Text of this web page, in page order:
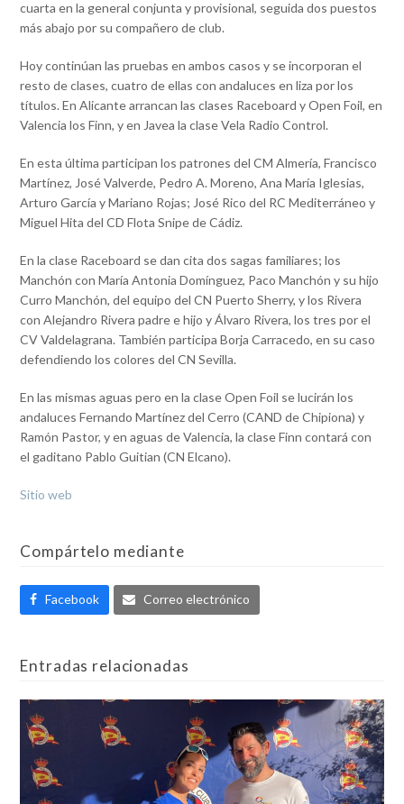
cuarta en la general conjunta y provisional, seguida dos puestos
más abajo por su compañero de club.
Hoy continúan las pruebas en ambos casos y se incorporan el
resto de clases, cuatro de ellas con andaluces en liza por los
títulos. En Alicante arrancan las clases Raceboard y Open Foil, en
Valencia los Finn, y en Javea la clase Vela Radio Control.
En esta última participan los patrones del CM Almería, Francisco
Martínez, José Valverde, Pedro A. Moreno, Ana María Iglesias,
Arturo García y Mariano Rojas; José Rico del RC Mediterráneo y
Miguel Hita del CD Flota Snipe de Cádiz.
En la clase Raceboard se dan cita dos sagas familiares; los
Manchón con María Antonia Domínguez, Paco Manchón y su hijo
Curro Manchón, del equipo del CN Puerto Sherry, y los Rivera
con Alejandro Rivera padre e hijo y Álvaro Rivera, los tres por el
CV Valdelagrana. También participa Borja Carracedo, en su caso
defendiendo los colores del CN Sevilla.
En las mismas aguas pero en la clase Open Foil se lucirán los
andaluces Fernando Martínez del Cerro (CAND de Chipiona) y
Ramón Pastor, y en aguas de Valencia, la clase Finn contará con
el gaditano Pablo Guitian (CN Elcano).
Sitio web
Compártelo mediante
Facebook Correo electrónico
Entradas relacionadas